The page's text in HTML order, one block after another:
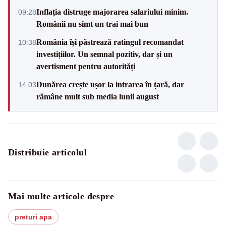
09:28Inflația distruge majorarea salariului minim.
Românii nu simt un trai mai bun
10:38România își păstrează ratingul recomandat
investițiilor. Un semnal pozitiv, dar și un
avertisment pentru autorități
14:03Dunărea crește ușor la intrarea în țară, dar
rămâne mult sub media lunii august
Distribuie articolul
Mai multe articole despre
preturi apa